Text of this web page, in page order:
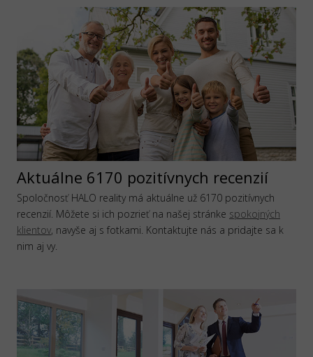
Aktuálne 6170 pozitívnych recenzií
Spoločnosť HALO reality má aktuálne už 6170 pozitívnych
recenzií. Môžete si ich pozrieť na našej stránke spokojných
klientov, navyše aj s fotkami. Kontaktujte nás a pridajte sa k
nim aj vy.